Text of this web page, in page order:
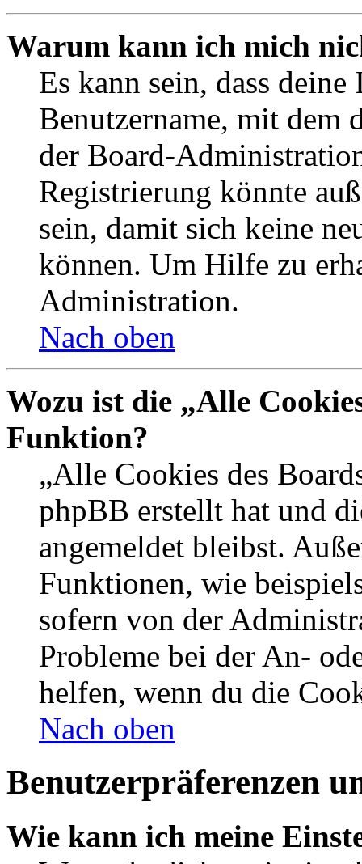
Warum kann ich mich
Es kann sein, dass
Benutzername, mit dem
der Board-
Registrierung könnte
sein, damit sich keine
können. Um Hilfe zu
Administration.
Nach oben
Wozu ist die „Alle
Funktion?
„Alle Cookies des
phpBB erstellt hat und
angemeldet bleibst.
Funktionen, wie
sofern von der
Probleme bei der An-
helfen, wenn du die
Nach oben
Benutzerpräferenzen
Wie kann ich meine